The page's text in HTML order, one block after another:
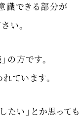
識できる部分が
い。
の方です。
ています。
たい」とか思っても